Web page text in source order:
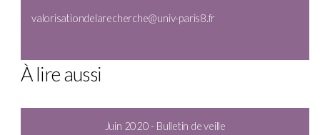
valorisationdelarecherche@univ-paris8.fr
À lire aussi
Juin 2020 - Bulletin de veille